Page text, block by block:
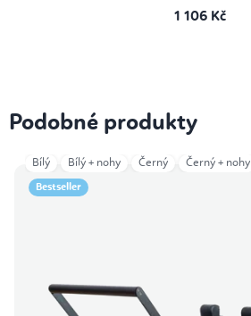
1 106 Kč
Podobné produkty
Bestseller
Bílý Bílý + nohy Černý Černý + nohy